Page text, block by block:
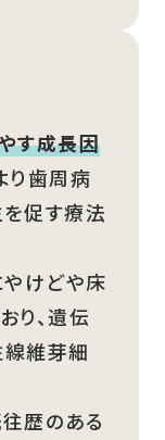
す成長因
り歯周病
促す療法
やけどや床
り、遺伝
線維芽細
歴のある